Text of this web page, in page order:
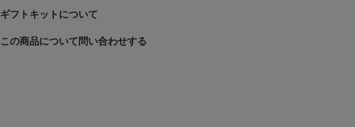
ギフトキットについて
この商品について問い合わせする